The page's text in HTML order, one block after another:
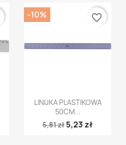
Szybki podgląd
LINIJKA PLASTIKOWA
50CM...
5,81 zł 5,23 zł
-10% favorite_border